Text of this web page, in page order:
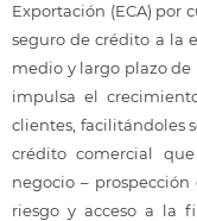
Exportación (ECA) por
seguro de crédito a la
medio y largo plazo de
impulsa el
clientes, facilitándoles
crédito comercial
negocio –
riesgo y acceso a la